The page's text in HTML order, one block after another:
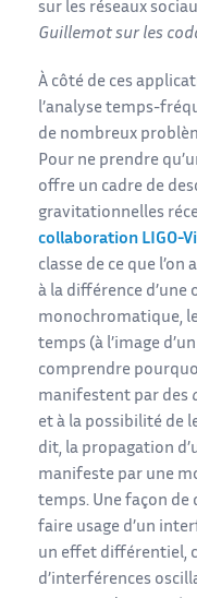
sur les réseaux
Guillemot sur les
À côté de ces
l’analyse temps-
de nombreux
Pour ne prendre
offre un cadre de
gravitationnelles
collaboration LIGO-
classe de ce que l’on
à la différence d’une
monochromatique,
temps (à l’image
comprendre
manifestent par des
et à la possibilité de
dit, la propagation
manifeste par une
temps. Une façon de
faire usage d’un
un effet différentiel,
d’interférences